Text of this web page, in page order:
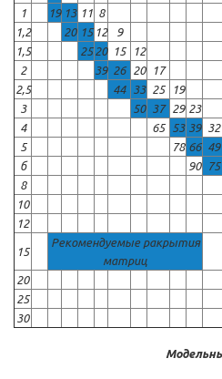
1
19 13 11 8
1,2
20 15 12
9
1,5
25 20 15
12
2
39 26 20
17
2,5
44 33 25
19
3
50 37 29 23
4
65 53 39 32
5
78 66 49
б
90 75
8
10
12
15
Рекомендуемые ракрытия
матриц
20
25
30